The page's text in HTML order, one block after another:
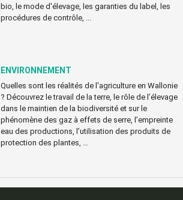
bio, le mode d'élevage, les garanties du label, les
procédures de contrôle, ...
ENVIRONNEMENT
Quelles sont les réalités de l'agriculture en Wallonie
? Découvrez le travail de la terre, le rôle de l’élevage
dans le maintien de la biodiversité et sur le
phénomène des gaz à effets de serre, l’empreinte
eau des productions, l’utilisation des produits de
protection des plantes, …